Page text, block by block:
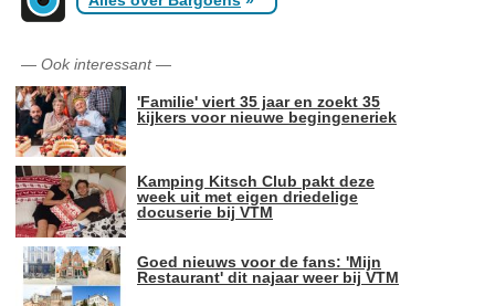
— Ook interessant—
'Familie' viert 35 jaar en zoekt 35
kijkers voor nieuwe begingeneriek
Kamping Kitsch Club pakt deze
week uit met eigen driedelige
docuserie bij VTM
Goed nieuws voor de fans: 'Mijn
Restaurant' dit najaar weer bij VTM